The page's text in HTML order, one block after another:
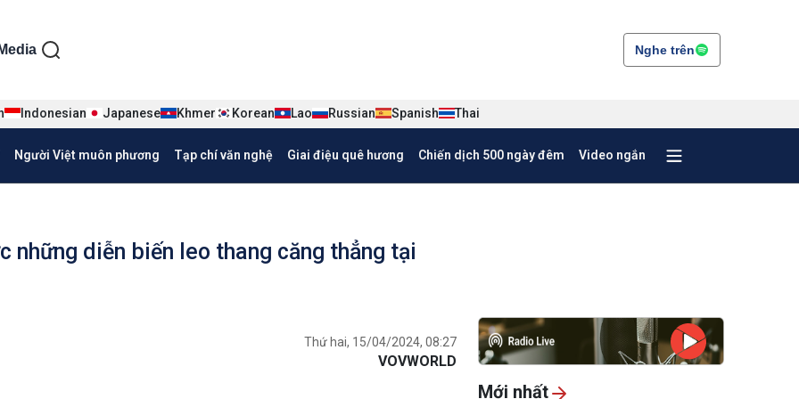
tiếng Việt
Media Nghe trên
Indonesian Japanese Khmer Korean Lao Russian Spanish Thai
Người Việt muôn phương Tạp chí văn nghệ Giai điệu quê hương Chiến dịch 500 ngày đêm Video ngắn
những diễn biến leo thang căng thẳng tại
Thứ hai, 15/04/2024, 08:27
VOVWORLD
Mới nhất